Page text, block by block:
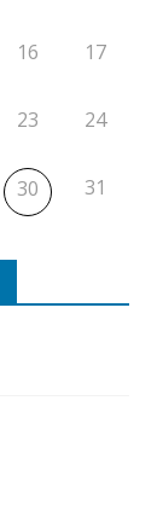
16 17
23 24
30 31